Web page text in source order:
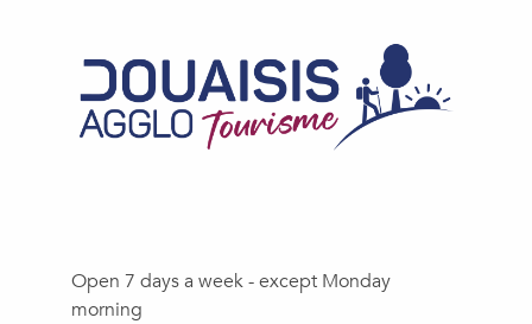
Open 7 days a week - except Monday
morning